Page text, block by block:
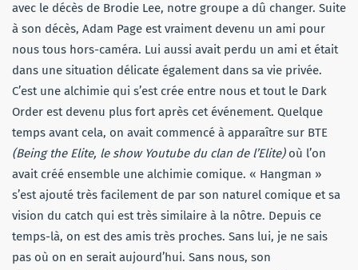
avec le décès de Brodie Lee, notre groupe a dû changer. Suite
à son décès, Adam Page est vraiment devenu un ami pour
nous tous hors-caméra. Lui aussi avait perdu un ami et était
dans une situation délicate également dans sa vie privée.
C’est une alchimie qui s’est crée entre nous et tout le Dark
Order est devenu plus fort après cet événement. Quelque
temps avant cela, on avait commencé à apparaître sur BTE
(Being the Elite, le show Youtube du clan de l’Elite)où l’on
avait créé ensemble une alchimie comique. « Hangman »
s’est ajouté très facilement de par son naturel comique et sa
vision du catch qui est très similaire à la nôtre. Depuis ce
temps-là, on est des amis très proches. Sans lui, je ne sais
pas où on en serait aujourd’hui. Sans nous, son